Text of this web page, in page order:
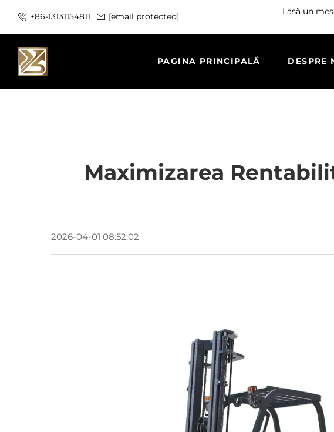
+86-13131154811 [email protected]
Lasă un
PAGINA PRINCIPALĂ DESPRE
Maximizarea
2026-04-01 08:52:02